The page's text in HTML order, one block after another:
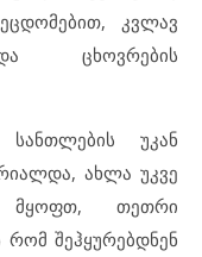
კვლავ
ცხოვრების
უკან
ახლა უკვე
მყოფთ, თეთრი
შეჰყურებდნენ